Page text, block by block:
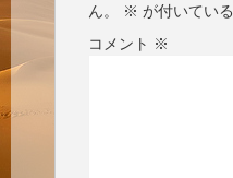
ん。
※ が付いてい
コメント ※